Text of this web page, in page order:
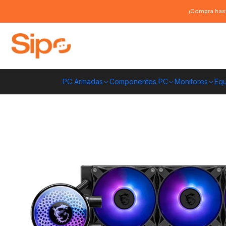
PC Armadas Componentes PC Monitores
¡Compra
Refrigeración líquida